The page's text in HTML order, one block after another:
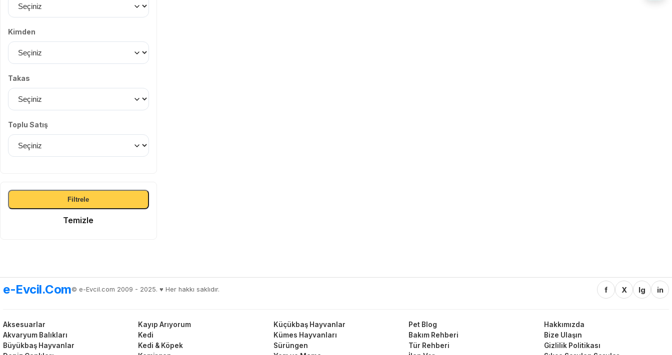
Kimden
Takas
Toplu Satış
Filtrele
Temizle
e-Evcil.Com© e-Evcil.com 2009 - 2025. ♥️ Her hakkı saklıdır. f X Ig in
Aksesuarlar
Akvaryum Balıkları
Büyükbaş Hayvanlar
Kayıp Arıyorum
Kedi
Kedi & Köpek
Küçükbaş Hayvanlar
Kümes Hayvanları
Sürüngen
Pet Blog
Bakım Rehberi
Tür Rehberi
Hakkımızda
Bize Ulaşın
Gizlilik Politikası